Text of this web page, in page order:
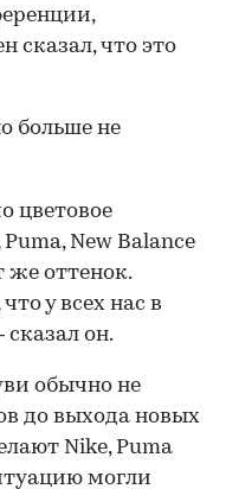
сказал, что это
больше не
цветовое
New Balance
же оттенок.
у всех нас в
сказал он.
обычно не
до выхода новых
Nike, Puma
могли